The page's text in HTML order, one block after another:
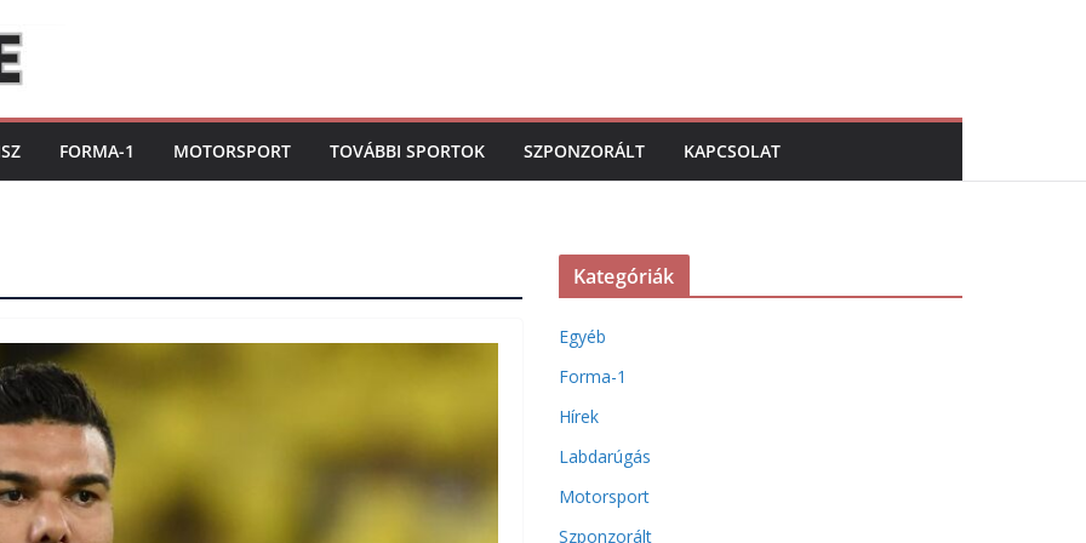
FORMA-1 MOTORSPORT TOVÁBBI SPORTOK SZPONZORÁLT KAPCSOLAT
Kategóriák
Egyéb
Forma-1
Hírek
Labdarúgás
Motorsport
Szponzorált